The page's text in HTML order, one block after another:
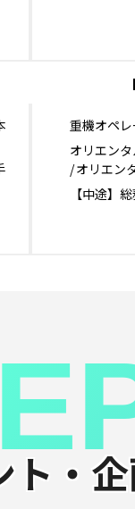
重機オペ
オリエン
オリエン
【中途】
ト・